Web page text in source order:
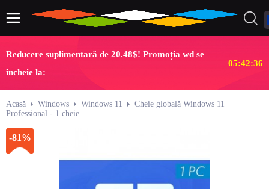
Reducere suplimentară de 20.48$! Promoția wd se
încheie la:
05:42:35
Acasă Windows Windows 11
Cheie globală Windows 11
Professional - 1 cheie
-81%